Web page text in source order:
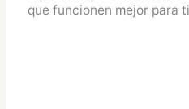
que funcionen mejor para